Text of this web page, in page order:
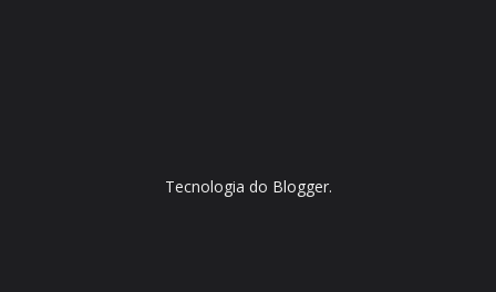
Tecnologia do Blogger.